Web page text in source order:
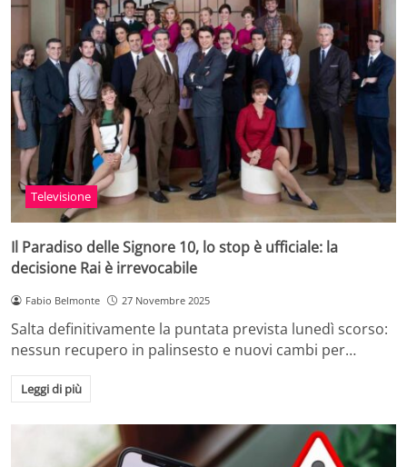
Televisione
Il Paradiso delle Signore 10, lo stop è ufficiale: la
decisione Rai è irrevocabile
Fabio Belmonte 27 Novembre 2025
Salta definitivamente la puntata prevista lunedì scorso:
nessun recupero in palinsesto e nuovi cambi per…
Leggi di più